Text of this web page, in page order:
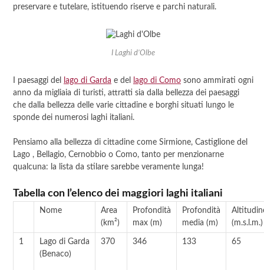
preservare e tutelare, istituendo riserve e parchi naturali.
I Laghi d’Olbe
I paesaggi del lago di Garda e del lago di Como sono ammirati ogni
anno da migliaia di turisti, attratti sia dalla bellezza dei paesaggi
che dalla bellezza delle varie cittadine e borghi situati lungo le
sponde dei numerosi laghi italiani.
Pensiamo alla bellezza di cittadine come Sirmione, Castiglione del
Lago , Bellagio, Cernobbio o Como, tanto per menzionarne
qualcuna: la lista da stilare sarebbe veramente lunga!
Tabella con l’elenco dei maggiori laghi italiani
Nome
Area
(km²)
Profondità
max (m)
Profondità
media (m)
(m.s.l.m.)
1
Lago di Garda
(Benaco)
370 346 133 65